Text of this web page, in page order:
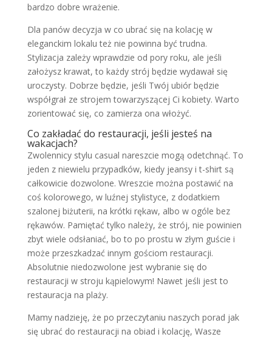
bardzo dobre wrażenie.
Dla panów decyzja w co ubrać się na kolację w
eleganckim lokalu też nie powinna być trudna.
Stylizacja zależy wprawdzie od pory roku, ale jeśli
założysz krawat, to każdy strój będzie wydawał się
uroczysty. Dobrze będzie, jeśli Twój ubiór będzie
współgrał ze strojem towarzyszącej Ci kobiety. Warto
zorientować się, co zamierza ona włożyć.
Co zakładać do restauracji, jeśli jesteś na
wakacjach?
Zwolennicy stylu casual nareszcie mogą odetchnąć. To
jeden z niewielu przypadków, kiedy jeansy i t-shirt są
całkowicie dozwolone. Wreszcie można postawić na
coś kolorowego, w luźnej stylistyce, z dodatkiem
szalonej biżuterii, na krótki rękaw, albo w ogóle bez
rękawów. Pamiętać tylko należy, że strój, nie powinien
zbyt wiele odsłaniać, bo to po prostu w złym guście i
może przeszkadzać innym gościom restauracji.
Absolutnie niedozwolone jest wybranie się do
restauracji w stroju kąpielowym! Nawet jeśli jest to
restauracja na plaży.
Mamy nadzieję, że po przeczytaniu naszych porad jak
się ubrać do restauracji na obiad i kolację, Wasze